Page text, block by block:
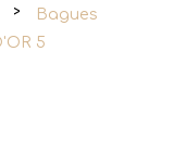
Bagues
5